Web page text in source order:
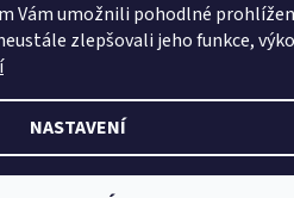
Vám umožnili pohodlné
zlepšovali jeho funkce,
NASTAVENÍ